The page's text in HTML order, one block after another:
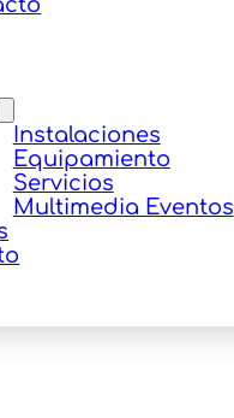
Instalaciones
Equipamiento
Servicios
Multimedia Eventos